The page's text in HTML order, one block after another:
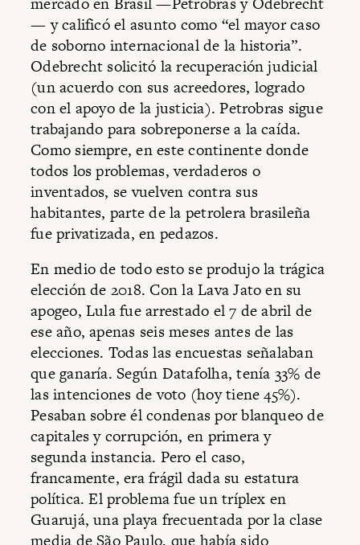
— y calificó el asunto como “el mayor caso
de soborno internacional de la historia”.
Odebrecht solicitó la recuperación judicial
(un acuerdo con sus acreedores, logrado
con el apoyo de la justicia). Petrobras sigue
trabajando para sobreponerse a la caída.
Como siempre, en este continente donde
todos los problemas, verdaderos o
inventados, se vuelven contra sus
habitantes, parte de la petrolera brasileña
fue privatizada, en pedazos.
En medio de todo esto se produjo la trágica
elección de 2018. Con la Lava Jato en su
apogeo, Lula fue arrestado el 7 de abril de
ese año, apenas seis meses antes de las
elecciones. Todas las encuestas señalaban
que ganaría. Según Datafolha, tenía 33% de
las intenciones de voto (hoy tiene 45%).
Pesaban sobre él condenas por blanqueo de
capitales y corrupción, en primera y
segunda instancia. Pero el caso,
francamente, era frágil dada su estatura
política. El problema fue un tríplex en
Guarujá, una playa frecuentada por la clase
media de São Paulo, que había sido